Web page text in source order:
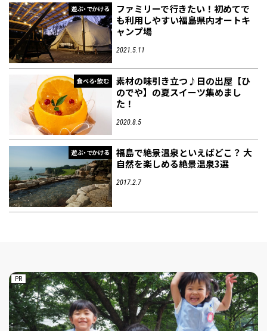
遊ぶ・でかける
ファミリーで行きたい！初めてで
も利用しやすい福島県内オートキ
ャンプ場
2021.5.11
食べる・飲む
素材の味引き立つ♪日の出屋【ひ
のでや】の夏スイーツ集めまし
た！
2020.8.5
遊ぶ・でかける
福島で絶景温泉といえばどこ？ 大
自然を楽しめる絶景温泉3選
2017.2.7
PR